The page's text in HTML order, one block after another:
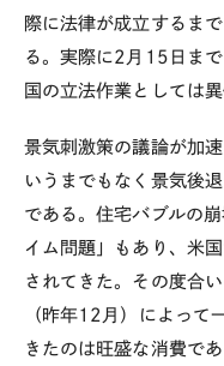
際に法律が成立するま
る。実際に2月15日ま
国の立法作業としては
景気刺激策の議論が加
いうまでもなく景気後
である。住宅バブルの
イム問題」もあり、米
されてきた。その度合
（昨年12月）によって
きたのは旺盛な消費で